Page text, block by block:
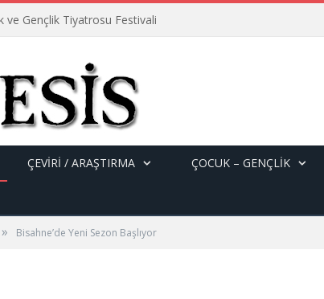
ve Gençlik Tiyatrosu Festivali
ÇEVİRİ / ARAŞTIRMA ÇOCUK – GENÇLIK
» Bisahne’de Yeni Sezon Başlıyor